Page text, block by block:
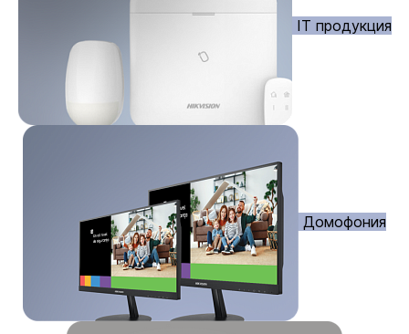
IT продукция
Домофония